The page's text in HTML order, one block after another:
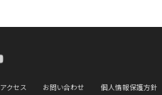
アクセス お問い合わせ 個人情報保護方針